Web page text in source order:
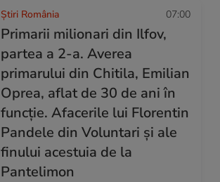
Știri România 07:00
Primarii milionari din Ilfov,
partea a 2-a. Averea
primarului din Chitila, Emilian
Oprea, aflat de 30 de ani în
funcție. Afacerile lui Florentin
Pandele din Voluntari și ale
finului acestuia de la
Pantelimon